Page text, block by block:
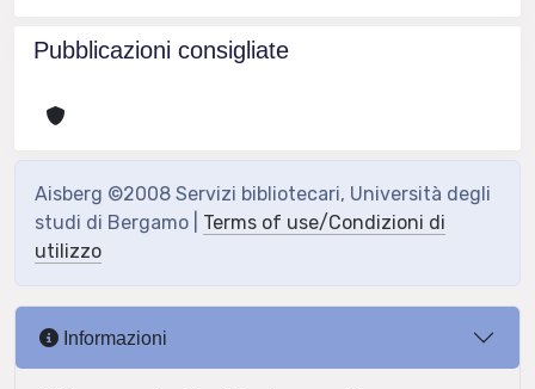
Pubblicazioni consigliate
Aisberg ©2008 Servizi bibliotecari, Università degli
studi di Bergamo | Terms of use/Condizioni di
utilizzo
Informazioni